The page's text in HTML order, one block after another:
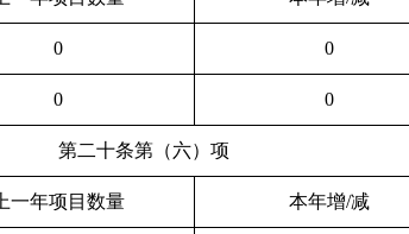
0 0
0 0
第二十条第（六）项
上一年项目数量 本年增/减